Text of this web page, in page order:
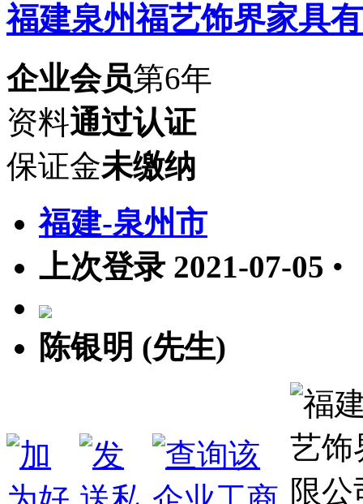
福建泉州福艺饰界家具
企业会员第6年
资料通过认证
保证金未缴纳
福建-泉州市
上次登录 2021-07-05 •
陈银明 (先生)